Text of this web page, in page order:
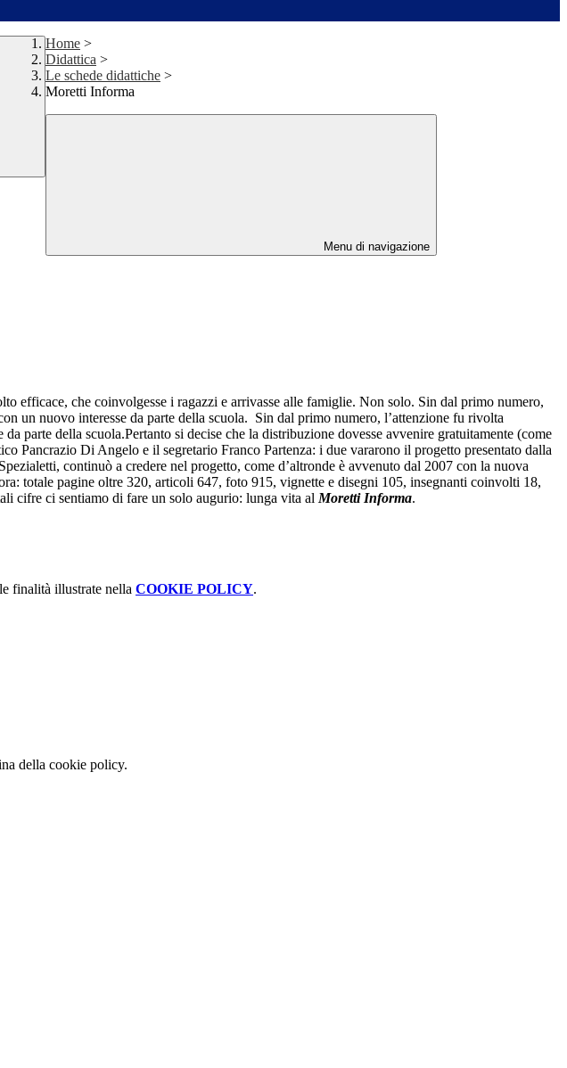
Home >
Didattica >
Le schede didattiche >
Moretti Informa
Menu di navigazione
efficace, che coinvolgesse i ragazzi e arrivasse alle famiglie. Non solo. Sin dal primo numero,
un nuovo interesse da parte della scuola. Sin dal primo numero, l’attenzione fu rivolta
parte della scuola.Pertanto si decise che la distribuzione dovesse avvenire gratuitamente (come
Pancrazio Di Angelo e il segretario Franco Partenza: i due vararono il progetto presentato dalla
continuò a credere nel progetto, come d’altronde è avvenuto dal 2007 con la nuova
totale pagine oltre 320, articoli 647, foto 915, vignette e disegni 105, insegnanti coinvolti 18,
cifre ci sentiamo di fare un solo augurio: lunga vita al Moretti Informa.
finalità illustrate nella COOKIE POLICY.
della cookie policy.